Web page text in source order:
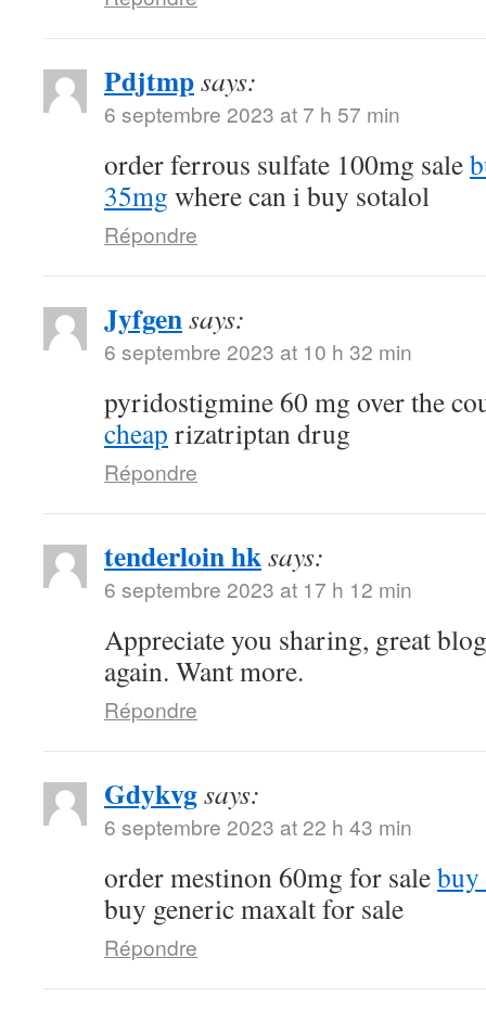
Pdjtmpsays:
6 septembre 2023 at 7 h 57 min
order ferrous sulfate 100mg sale
35mg where can i buy sotalol
Répondre
Jyfgensays:
6 septembre 2023 at 10 h 32 min
pyridostigmine 60 mg over the
cheap rizatriptan drug
Répondre
tenderloin hksays:
6 septembre 2023 at 17 h 12 min
Appreciate you sharing, great
again. Want more.
Répondre
Gdykvgsays:
6 septembre 2023 at 22 h 43 min
order mestinon 60mg for salebuy
buy generic maxalt for sale
Répondre